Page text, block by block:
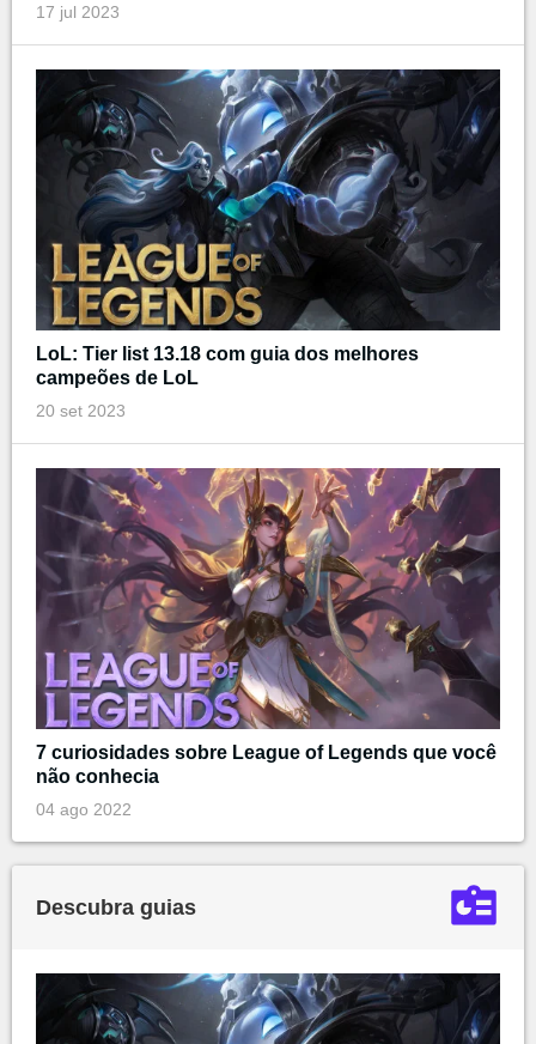
17 jul 2023
LoL: Tier list 13.18 com guia dos melhores
campeões de LoL
20 set 2023
7 curiosidades sobre League of Legends que você
não conhecia
04 ago 2022
Descubra guias